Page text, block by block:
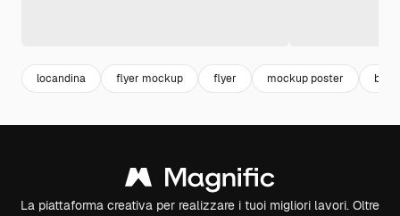
locandina flyer mockup flyer mockup poster
La piattaforma creativa per realizzare i tuoi migliori lavori. Oltre